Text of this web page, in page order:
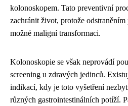
kolonoskopem. Tato preventivní
zachránit život, protože
možné maligní transformaci.
Kolonoskopie se však neprovádí
screening u zdravých jedinců.
indikací, kdy je toto vyšetření
různých gastrointestinálních potíží.